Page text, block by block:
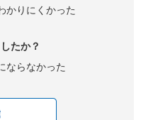
かりにくかった
たか？
ならなかった